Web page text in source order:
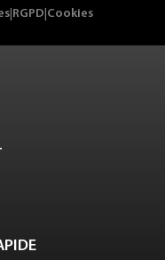
RGPD Cookies